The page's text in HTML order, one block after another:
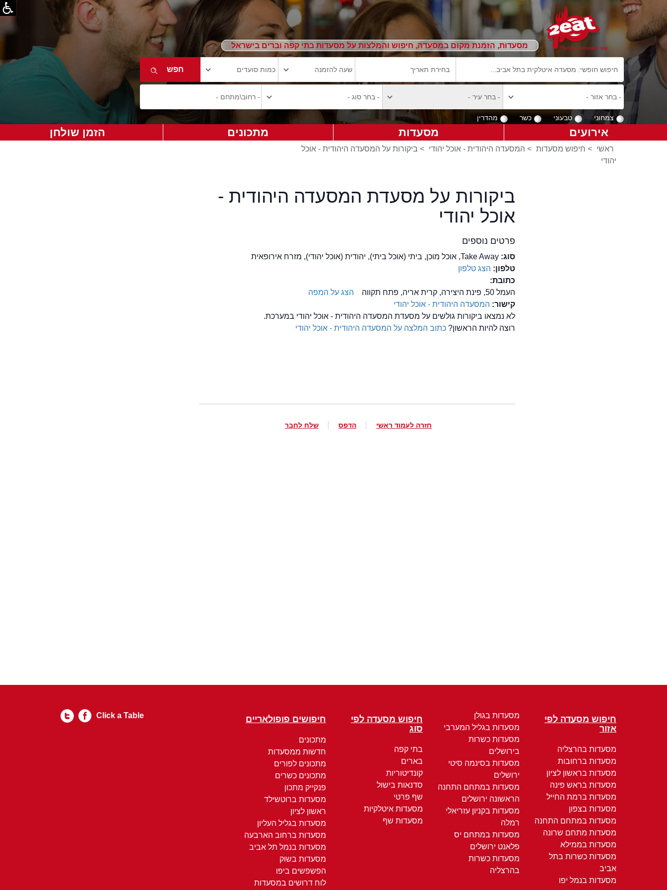
מסעדות, הזמנת מקום במסעדה, חיפוש והמלצות על מסעדות בתי קפה וברים בישראל
צמחוני טבעוני כשר מהדרין
אירועים מסעדות מתכונים הזמן שולחן
ראשי > חיפוש מסעדות > המסעדה היהודית - אוכל יהודי > ביקורות על המסעדה היהודית - אוכל
יהודי
ביקורות על מסעדת המסעדה היהודית -
אוכל יהודי
פרטים נוספים
סוג:Take Away, אוכל מוכן, ביתי (אוכל ביתי), יהודית (אוכל יהודי), מזרח אירופאית
טלפון: הצג טלפון
כתובת:
העמל 50, פינת היצירה, קרית אריה, פתח תקווה
הצג על המפה
קישור: המסעדה היהודית - אוכל יהודי
לא נמצאו ביקורות גולשים על מסעדת המסעדה היהודית - אוכל יהודי במערכת.
רוצה להיות הראשון?כתוב המלצה על המסעדה היהודית - אוכל יהודי
חזרה לעמוד ראשי הדפס שלח לחבר
חיפוש מסעדה לפי
אזור
מסעדות בהרצליה
מסעדות ברחובות
מסעדות בראשון לציון
מסעדות בראש פינה
מסעדות ברמת החייל
מסעדות בצפון
מסעדות במתחם התחנה
מסעדות מתחם שרונה
מסעדות בממילא
מסעדות כשרות בתל
אביב
מסעדות בנמל יפו
מסעדות בגולן
מסעדות בגליל המערבי
מסעדות כשרות
בירושלים
מסעדות בסינמה סיטי
ירושלים
מסעדות במתחם התחנה
הראשונה ירושלים
מסעדות בקניון עזריאלי
רמלה
מסעדות במתחם יס
פלאנט ירושלים
מסעדות כשרות
בהרצליה
חיפוש מסעדה לפי
סוג
בתי קפה
בארים
קונדיטוריות
סדנאות בישול
שף פרטי
מסעדות איטלקיות
מסעדות שף
חיפושים פופולאריים
מתכונים
חדשות ממסעדות
מתכונים לפורים
מתכונים כשרים
פנקייק מתכון
מסעדות ברוטשילד
ראשון לציון
מסעדות בגליל העליון
מסעדות ברחוב הארבעה
מסעדות בנמל תל אביב
מסעדות בשוק
הפשפשים ביפו
לוח דרושים במסעדות
Click a Table